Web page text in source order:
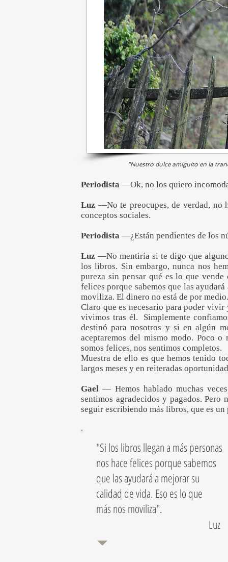
"Nuestro dulce amiguito en la
Periodista —Ok, no los quiero
Luz —No te preocupes, de verdad, no
conceptos sociales.
Periodista —¿Están pendientes de los
Luz —No mentiría si te digo que
los libros. Sin embargo, nunca nos
pureza sin pensar qué es lo que
felices porque sabemos que las
moviliza. El dinero no está de por medio.
Claro que es necesario para poder vivir
vivimos tras él. Simplemente
destinó para nosotros y si en algún
aceptaremos del mismo modo. Poco
somos felices, nos sentimos completos.
Muestra de ello es que hemos tenido
largos meses y en reiteradas
Gael— Hemos hablado muchas
sentimos agradecidos y pagados.
seguir escribiendo más libros, que es un
Luz
"Si los libros llegan a más personas
nos hace felices porque sabemos
que las ayudará a mejorar su
calidad de vida. Eso es lo que
más nos moviliza".